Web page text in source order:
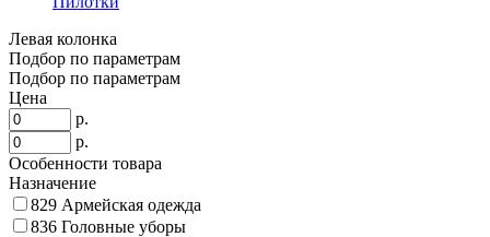
Левая колонка
Подбор по параметрам
Подбор по параметрам
Цена
р.
р.
Особенности товара
Назначение
829 Армейская одежда
836 Головные уборы